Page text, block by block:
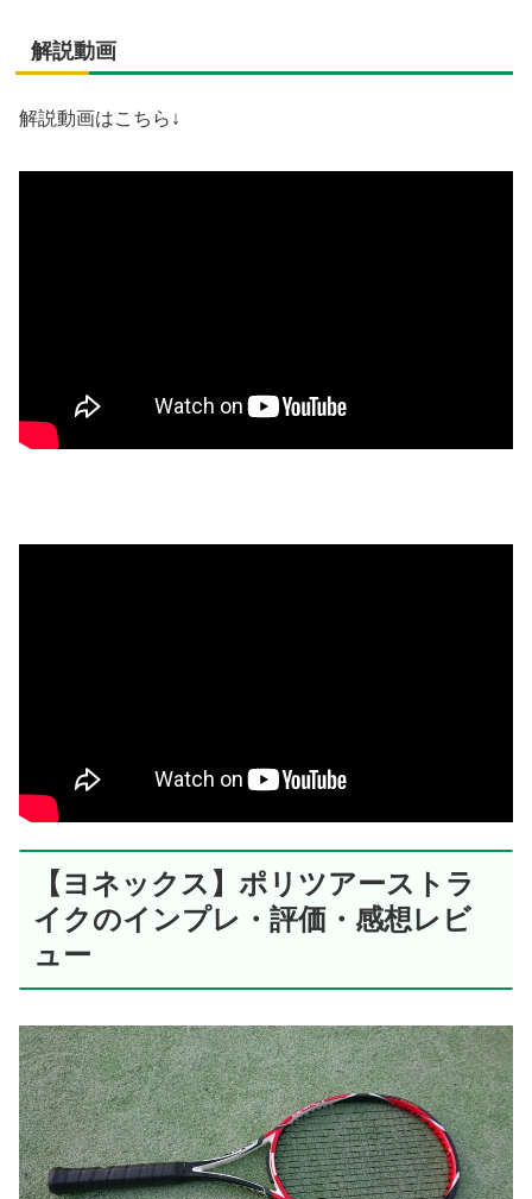
解説動画
解説動画はこちら↓
【ヨネックス】ポリツアーストラ
イクのインプレ・評価・感想レビ
ュー